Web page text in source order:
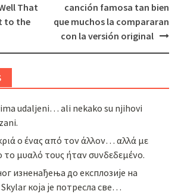
That
to the
canción famosa tan bien
que muchos la compararan
con la versión original
udaljeni… ali nekako su njihovi
ο ένας από τον άλλον… αλλά με
μυαλό τους ήταν συνδεδεμένο.
изненађења до експлозије на
која је потресла све…